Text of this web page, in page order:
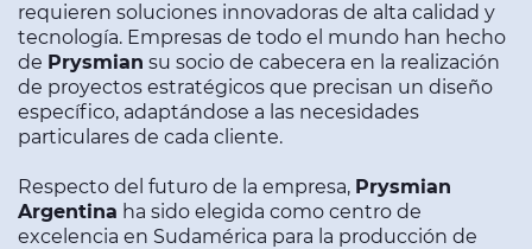
requieren soluciones innovadoras de alta calidad y
tecnología. Empresas de todo el mundo han hecho
de Prysmian su socio de cabecera en la realización
de proyectos estratégicos que precisan un diseño
específico, adaptándose a las necesidades
particulares de cada cliente.
Respecto del futuro de la empresa, Prysmian
Argentina ha sido elegida como centro de
excelencia en Sudamérica para la producción de